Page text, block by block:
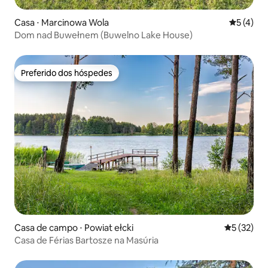
Casa ⋅ Marcinowa Wola 5 de
5 (4)
Dom nad Buwełnem (Buwelno Lake House)
Preferido dos hóspedes
Preferido dos hóspedes
Casa de campo ⋅ Powiat ełcki 5 de uma
5 (32)
Casa de Férias Bartosze na Masúria